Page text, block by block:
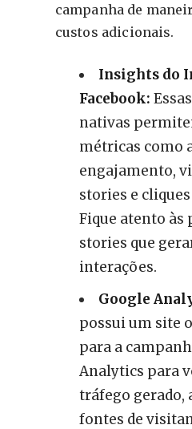
campanha de
custos adicionais.
Insights do
Facebook:
nativas
métricas como
engajamento,
stories e
Fique atento às
stories que
interações.
Google
possui um site
para a
Analytics para
tráfego gerado,
fontes de